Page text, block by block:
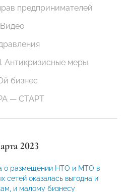
предпринимателей
Видео
меры
бизнес
— СТАРТ
2023
о размещении НТО и МТО в
сетей оказалась выгодна и
и малому бизнесу